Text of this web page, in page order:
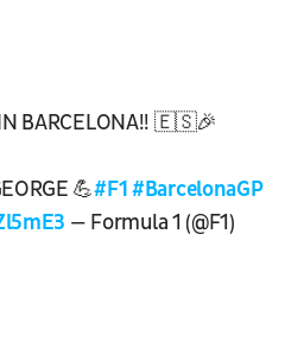
IN BARCELONA!! 🇪🇸🎉
💪#F1#BarcelonaGP
— Formula 1 (@F1)